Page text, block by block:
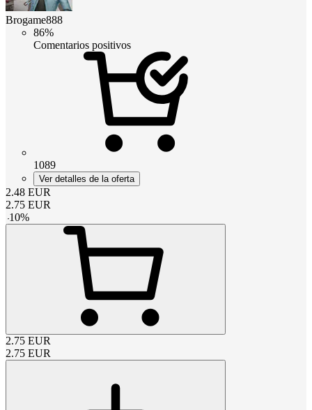
Brogame888
86%
Comentarios positivos
1089
Ver detalles de la oferta
2.48 EUR
2.75 EUR
-10%
2.75 EUR
2.75 EUR